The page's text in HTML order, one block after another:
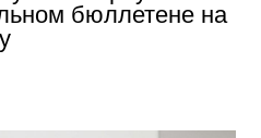
бюллетене на